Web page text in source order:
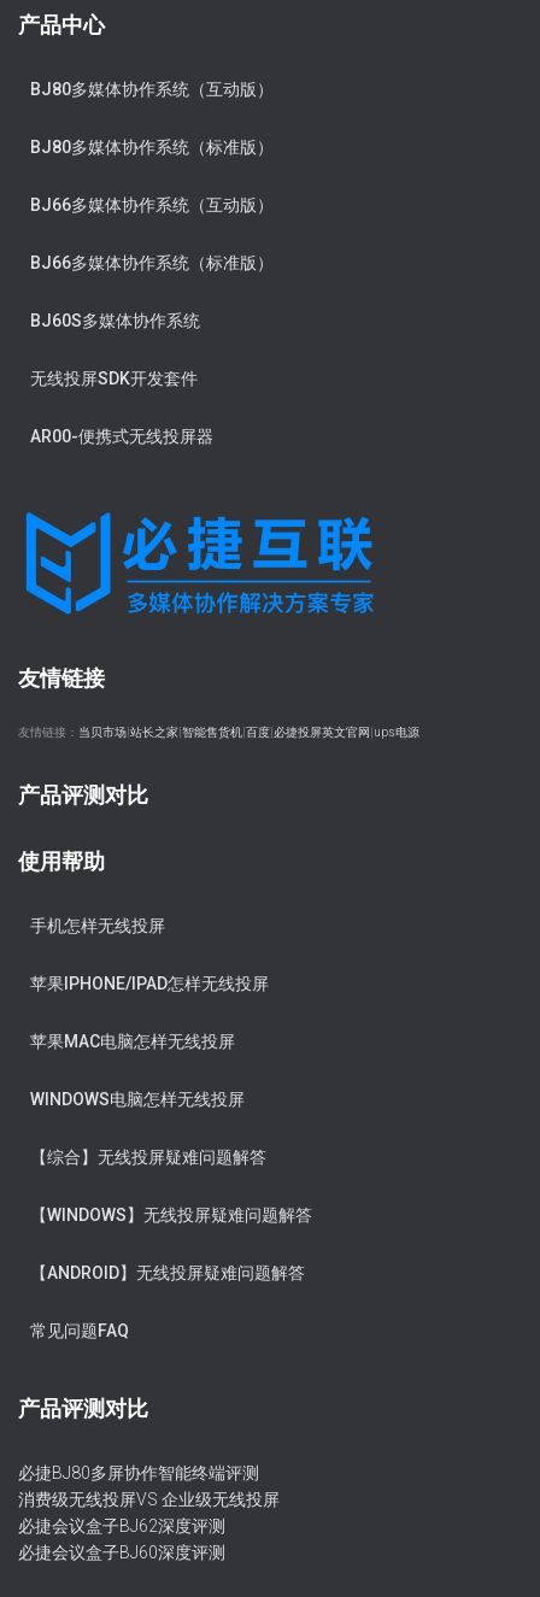
产品中心
BJ80多媒体协作系统（互动版）
BJ80多媒体协作系统（标准版）
BJ66多媒体协作系统（互动版）
BJ66多媒体协作系统（标准版）
BJ60S多媒体协作系统
无线投屏SDK开发套件
AR00-便携式无线投屏器
友情链接
友情链接： 当贝市场 站长之家 智能售货机 百度 必捷投屏英文官网 ups电源
产品评测对比
使用帮助
手机怎样无线投屏
苹果IPHONE/IPAD怎样无线投屏
苹果MAC电脑怎样无线投屏
WINDOWS电脑怎样无线投屏
【综合】无线投屏疑难问题解答
【WINDOWS】无线投屏疑难问题解答
【ANDROID】无线投屏疑难问题解答
常见问题FAQ
产品评测对比
必捷BJ80多屏协作智能终端评测
消费级无线投屏VS 企业级无线投屏
必捷会议盒子BJ62深度评测
必捷会议盒子BJ60深度评测